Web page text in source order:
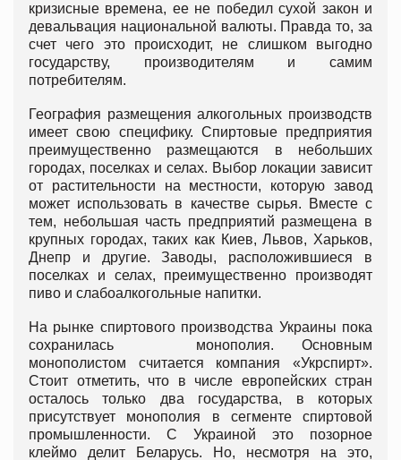
кризисные времена, ее не победил сухой закон и
девальвация национальной валюты. Правда то, за
счет чего это происходит, не слишком выгодно
государству, производителям и самим
потребителям.
География размещения алкогольных производств
имеет свою специфику. Спиртовые предприятия
преимущественно размещаются в небольших
городах, поселках и селах. Выбор локации зависит
от растительности на местности, которую завод
может использовать в качестве сырья. Вместе с
тем, небольшая часть предприятий размещена в
крупных городах, таких как Киев, Львов, Харьков,
Днепр и другие. Заводы, расположившиеся в
поселках и селах, преимущественно производят
пиво и слабоалкогольные напитки.
На рынке спиртового производства Украины пока
сохранилась монополия. Основным
монополистом считается компания «Укрспирт».
Стоит отметить, что в числе европейских стран
осталось только два государства, в которых
присутствует монополия в сегменте спиртовой
промышленности. С Украиной это позорное
клеймо делит Беларусь. Но, несмотря на это,